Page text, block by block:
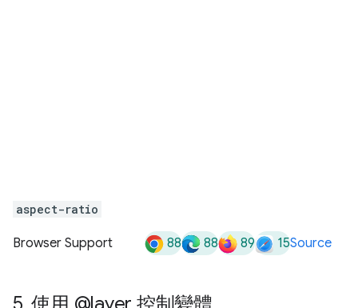
aspect-ratio
Browser Support 88 88 89 15Source